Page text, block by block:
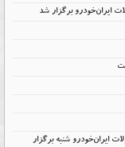
ایران‌خودرو برگزار شد
ایران‌خودرو شنبه برگزار